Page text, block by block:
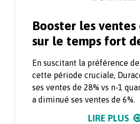
Booster les ventes
sur le temps fort
En suscitant la préférence
cette période cruciale,
ses ventes de 28% vs n-1
a diminué ses ventes de 6%.
LIRE PLUS